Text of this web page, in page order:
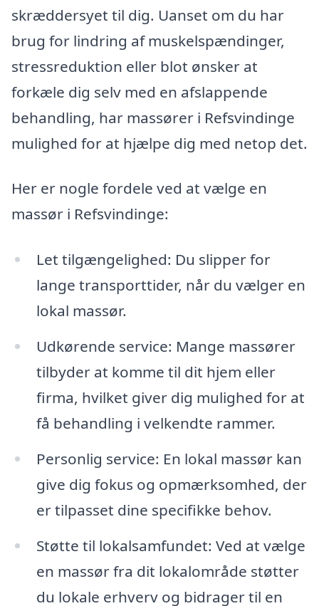
skræddersyet til dig. Uanset om du har
brug for lindring af muskelspændinger,
stressreduktion eller blot ønsker at
forkæle dig selv med en afslappende
behandling, har massører i Refsvindinge
mulighed for at hjælpe dig med netop det.
Her er nogle fordele ved at vælge en
massør i Refsvindinge:
Let tilgængelighed: Du slipper for
lange transporttider, når du vælger en
lokal massør.
Udkørende service: Mange massører
tilbyder at komme til dit hjem eller
firma, hvilket giver dig mulighed for at
få behandling i velkendte rammer.
Personlig service: En lokal massør kan
give dig fokus og opmærksomhed, der
er tilpasset dine specifikke behov.
Støtte til lokalsamfundet: Ved at vælge
en massør fra dit lokalområde støtter
du lokale erhverv og bidrager til en